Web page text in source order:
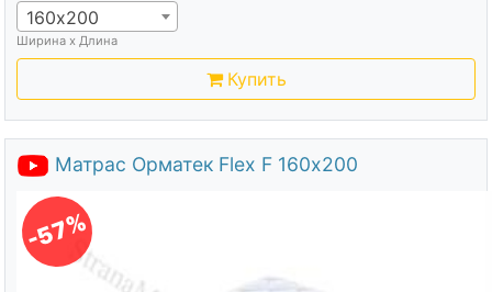
160х200
Ширина х Длина
Купить
Матрас Орматек Flex F 160х200
-57%